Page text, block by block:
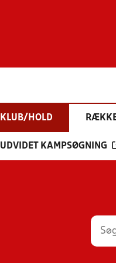
KLUB/HOLD
UDVIDET KAMPSØGNING